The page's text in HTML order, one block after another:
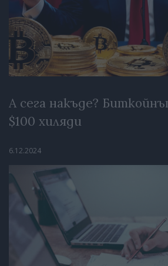
А сега накъде?
$100 хиляди
6.12.2024